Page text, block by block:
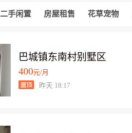
二手闲置 房屋租售 花草宠物
巴城镇东南村别墅区
400元/月
昨天 18:17